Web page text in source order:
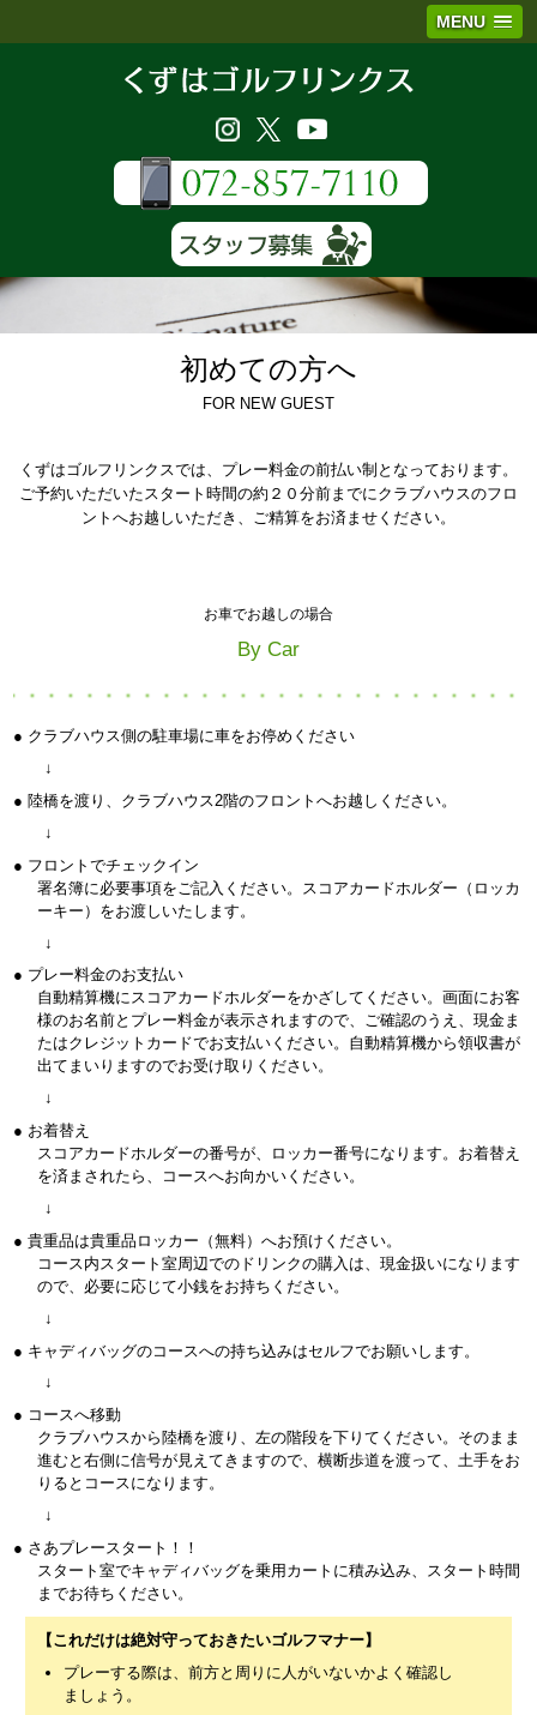
MENU
初めての方へ
FOR NEW GUEST
くずはゴルフリンクスでは、プレー料金の前払い制となっております。
ご予約いただいたスタート時間の約２０分前までにクラブハウスのフロ
ントへお越しいただき、ご精算をお済ませください。
お車でお越しの場合
By Car
● クラブハウス側の駐車場に車をお停めください
↓
● 陸橋を渡り、クラブハウス2階のフロントへお越しください。
↓
● フロントでチェックイン
署名簿に必要事項をご記入ください。スコアカードホルダー（ロッカ
ーキー）をお渡しいたします。
↓
● プレー料金のお支払い
自動精算機にスコアカードホルダーをかざしてください。画面にお客
様のお名前とプレー料金が表示されますので、ご確認のうえ、現金ま
たはクレジットカードでお支払いください。自動精算機から領収書が
出てまいりますのでお受け取りください。
↓
● お着替え
スコアカードホルダーの番号が、ロッカー番号になります。お着替え
を済まされたら、コースへお向かいください。
↓
● 貴重品は貴重品ロッカー（無料）へお預けください。
コース内スタート室周辺でのドリンクの購入は、現金扱いになります
ので、必要に応じて小銭をお持ちください。
↓
● キャディバッグのコースへの持ち込みはセルフでお願いします。
↓
● コースへ移動
クラブハウスから陸橋を渡り、左の階段を下りてください。そのまま
進むと右側に信号が見えてきますので、横断歩道を渡って、土手をお
りるとコースになります。
↓
● さあプレースタート！！
スタート室でキャディバッグを乗用カートに積み込み、スタート時間
までお待ちください。
【これだけは絶対守っておきたいゴルフマナー】
プレーする際は、前方と周りに人がいないかよく確認し
ましょう。